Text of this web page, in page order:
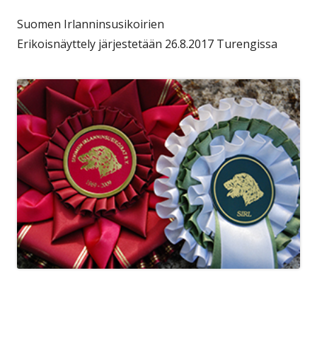
Suomen Irlanninsusikoirien
Erikoisnäyttely järjestetään 26.8.2017 Turengissa